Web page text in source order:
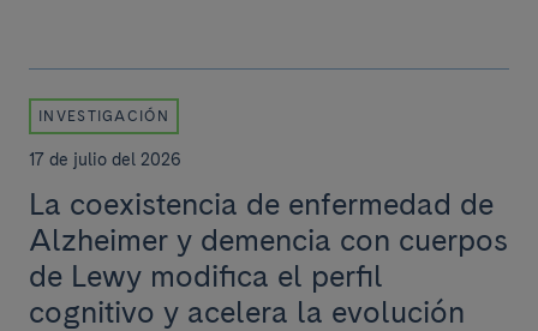
INVESTIGACIÓN
17 de julio del 2026
La coexistencia de enfermedad de
Alzheimer y demencia con cuerpos
de Lewy modifica el perfil
cognitivo y acelera la evolución